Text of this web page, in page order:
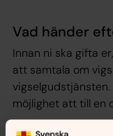
Vad händer
Innan ni ska gifta
att samtala om
möjlighet att till en